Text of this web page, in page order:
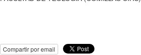
Compartir por email